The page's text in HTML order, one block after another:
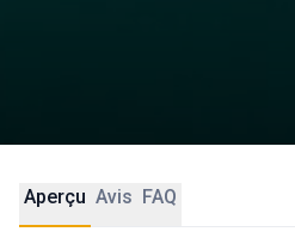
Aperçu Avis FAQ